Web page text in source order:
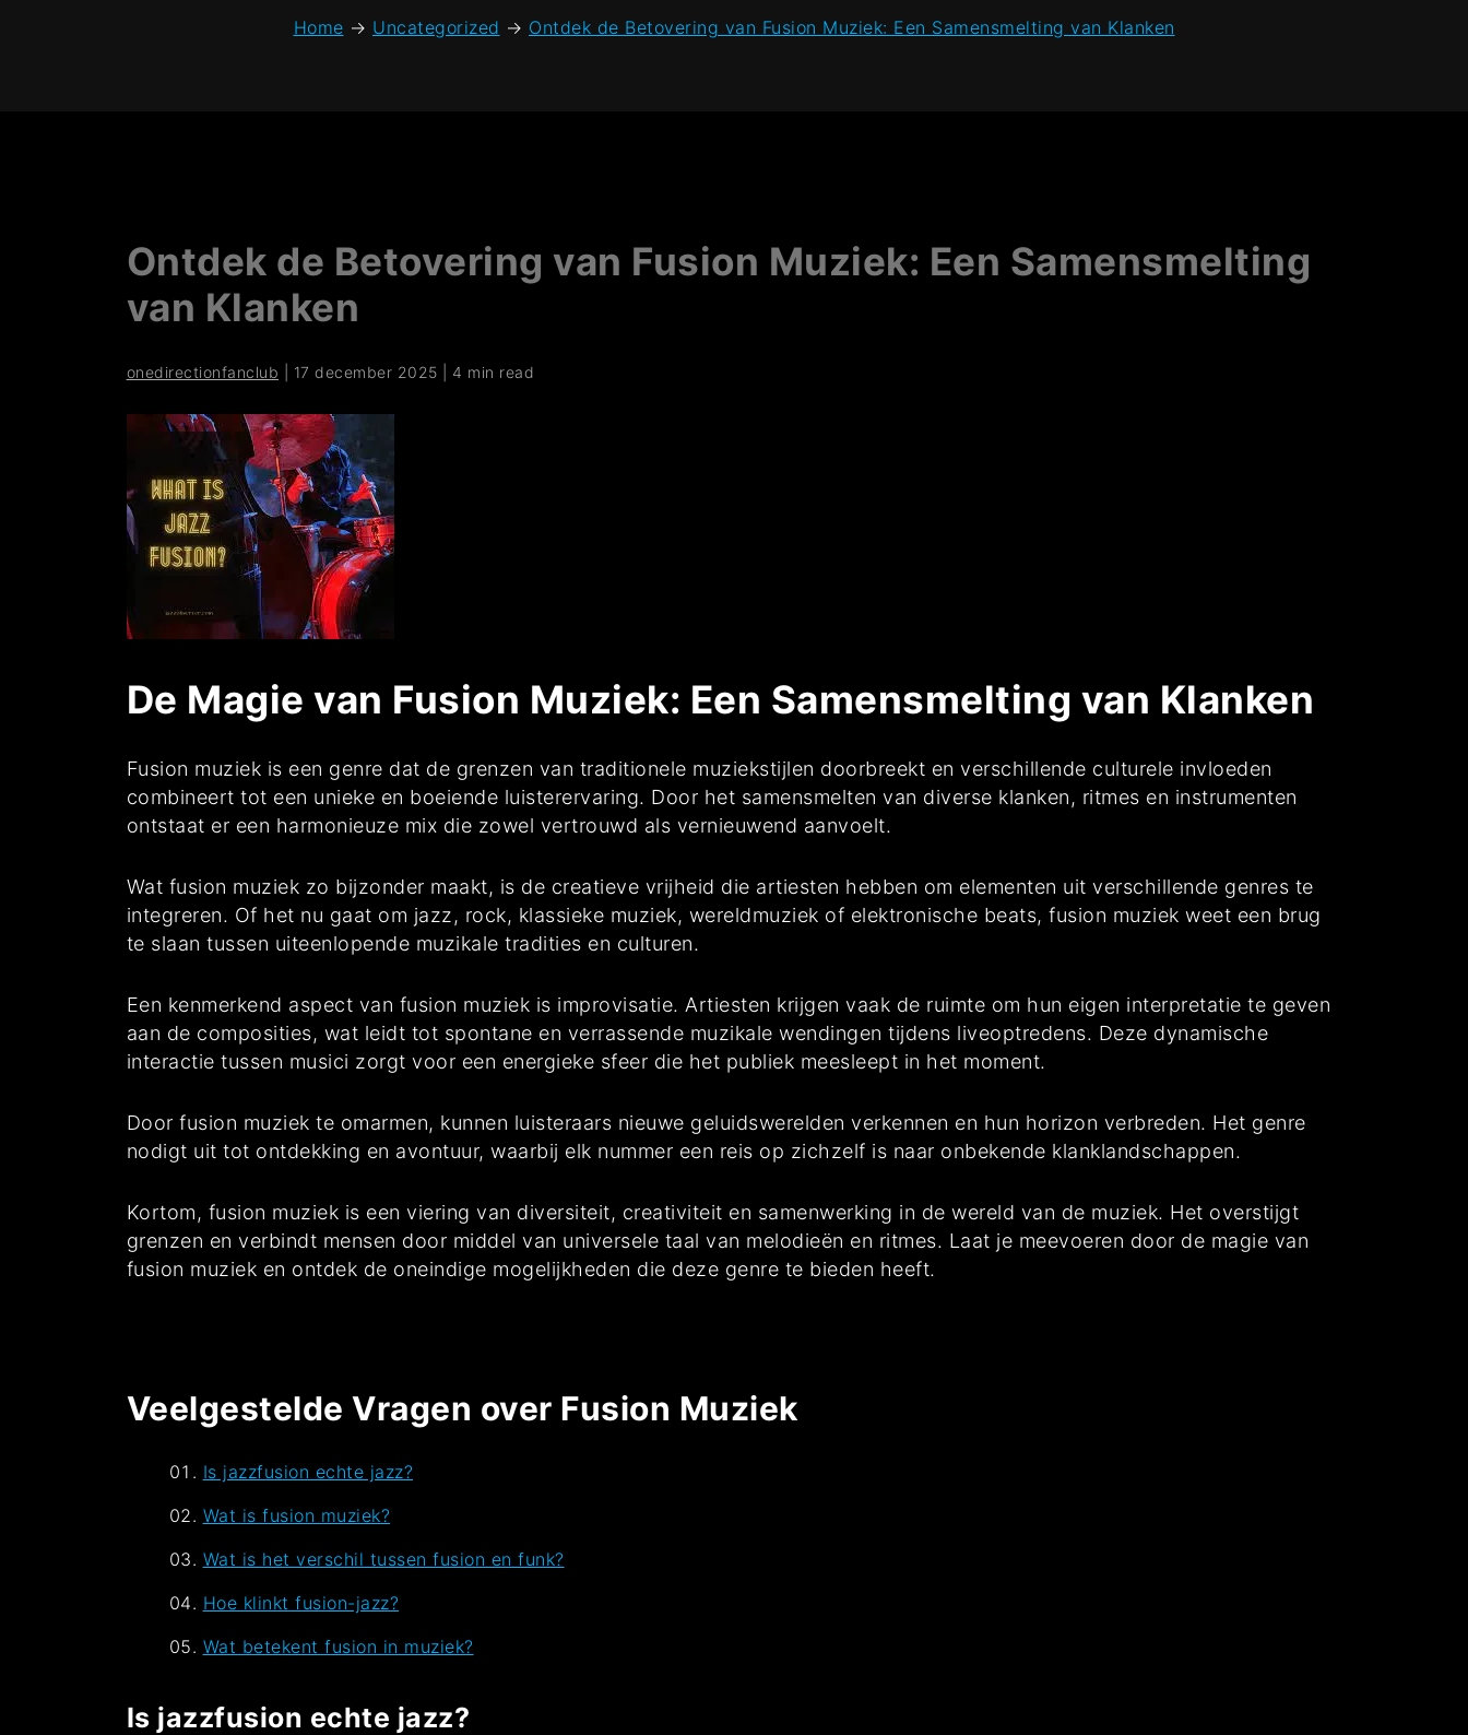
Home → Uncategorized → Ontdek de Betovering van Fusion Muziek: Een Samensmelting van Klanken
Ontdek de Betovering van Fusion Muziek: Een Samensmelting
van Klanken
onedirectionfanclub 17 december 2025 4 min read
De Magie van Fusion Muziek: Een Samensmelting van Klanken
Fusion muziek is een genre dat de grenzen van traditionele muziekstijlen doorbreekt en verschillende culturele invloeden
combineert tot een unieke en boeiende luisterervaring. Door het samensmelten van diverse klanken, ritmes en instrumenten
ontstaat er een harmonieuze mix die zowel vertrouwd als vernieuwend aanvoelt.
Wat fusion muziek zo bijzonder maakt, is de creatieve vrijheid die artiesten hebben om elementen uit verschillende genres te
integreren. Of het nu gaat om jazz, rock, klassieke muziek, wereldmuziek of elektronische beats, fusion muziek weet een brug
te slaan tussen uiteenlopende muzikale tradities en culturen.
Een kenmerkend aspect van fusion muziek is improvisatie. Artiesten krijgen vaak de ruimte om hun eigen interpretatie te geven
aan de composities, wat leidt tot spontane en verrassende muzikale wendingen tijdens liveoptredens. Deze dynamische
interactie tussen musici zorgt voor een energieke sfeer die het publiek meesleept in het moment.
Door fusion muziek te omarmen, kunnen luisteraars nieuwe geluidswerelden verkennen en hun horizon verbreden. Het genre
nodigt uit tot ontdekking en avontuur, waarbij elk nummer een reis op zichzelf is naar onbekende klanklandschappen.
Kortom, fusion muziek is een viering van diversiteit, creativiteit en samenwerking in de wereld van de muziek. Het overstijgt
grenzen en verbindt mensen door middel van universele taal van melodieën en ritmes. Laat je meevoeren door de magie van
fusion muziek en ontdek de oneindige mogelijkheden die deze genre te bieden heeft.
Veelgestelde Vragen over Fusion Muziek
Is jazzfusion echte jazz?
Wat is fusion muziek?
Wat is het verschil tussen fusion en funk?
Hoe klinkt fusion-jazz?
Wat betekent fusion in muziek?
Is jazzfusion echte jazz?